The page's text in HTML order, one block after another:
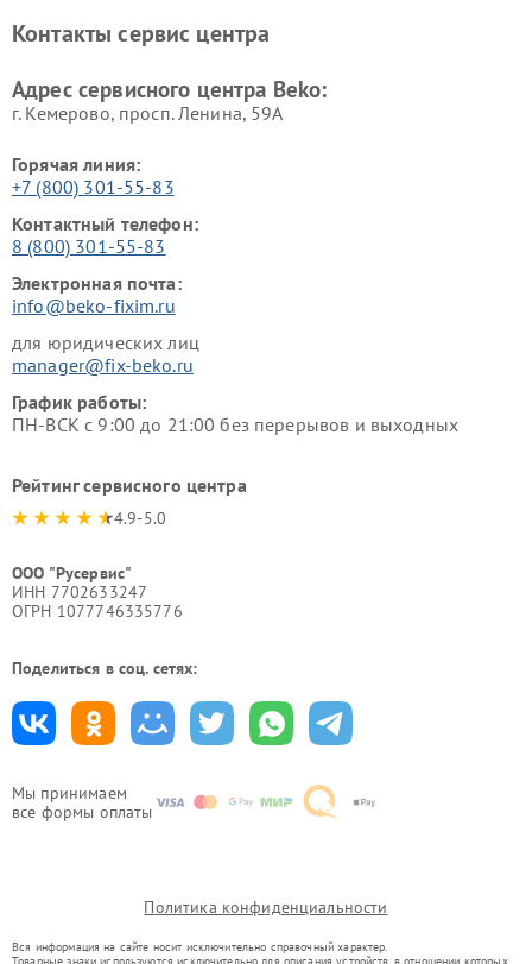
Мы принимаем
все формы оплаты
Ремонт холодильников Beko Ремонт морозильных камер
Контакты сервис центра
Адрес сервисного центра Beko:
г. Кемерово, просп. Ленина, 59А
Горячая линия:
+7 (800) 301-55-83
Контактный телефон:
8 (800) 301-55-83
Электронная почта:
info@beko-fixim.ru
для юридических лиц
manager@fix-beko.ru
График работы:
ПН-ВСК с 9:00 до 21:00 без перерывов и выходных
Рейтинг сервисного центра
4.9-5.0
ООО "Русервис"
ИНН 7702633247
ОГРН 1077746335776
Поделиться в соц. сетях:
Политика конфиденциальности
Вся информация на сайте носит исключительно справочный характер.
Товарные знаки используются исключительно для описания устройств, в отношении которых